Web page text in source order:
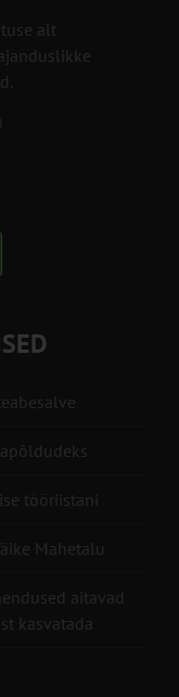
alt
tööriistani
Mahetalu
aitavad
kasvatada